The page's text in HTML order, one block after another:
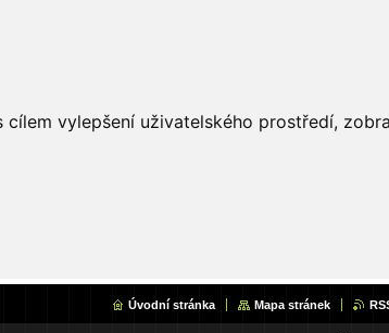
vylepšení uživatelského prostředí,
Úvodní stránka Mapa stránek